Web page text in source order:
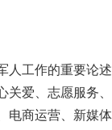
工作的重要论
关爱、志愿服务
电商运营、新媒